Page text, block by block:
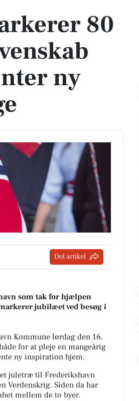
80
ny
Del artikel
som tak for hjælpen
jubilæet ved besøg i
Kommune lørdag den 16.
for at pleje en mangeårig
ny inspiration hjem.
juletræ til Frederikshavn
Verdenskrig. Siden da har
mellem de to byer.